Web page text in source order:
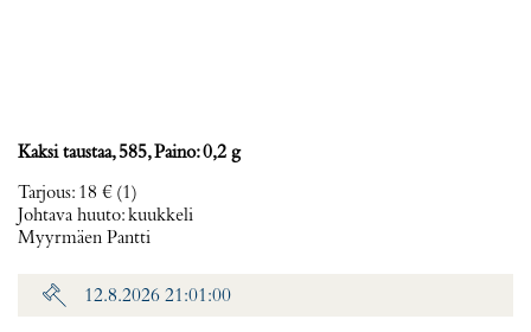
Kaksi taustaa, 585, Paino: 0,2 g
Tarjous: 18 € (1)
Johtava huuto:kuukkeli
Myyrmäen Pantti
12.8.2026 21:01:00